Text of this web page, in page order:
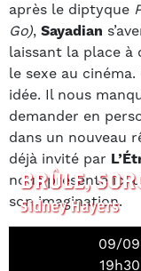
après le diptyque
Go), Sayadian
laissant la place à
le sexe au
idée. Il nous
demander en
dans un nouveau
déjà invité par
nous présente ici
son imagination.
BRÛLE,
Sidney Hayers
09/09
19h30
UNE